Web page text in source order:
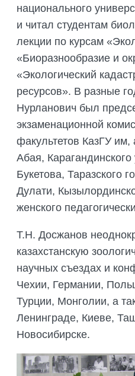
национального
и читал студентам
лекции по курсам
«Биоразнообразие и
«Экологический
ресурсов». В разные
Нурланович был
экзаменационной
факультетов КазГУ
Абая,
Букетова, Таразского
Дулати,
женского
Т.Н. Досжанов
казахстанскую
научных съездах и
Чехии, Германии,
Турции, Монголии, а
Ленинграде, Киеве,
Новосибирске.